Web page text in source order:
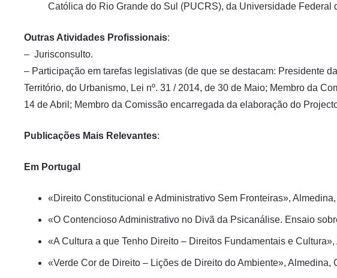
Católica do Rio Grande do Sul (PUCRS), da Universidade Federal
Outras Atividades Profissionais:
– Jurisconsulto.
– Participação em tarefas legislativas (de que se destacam: Presidente
Território, do Urbanismo, Lei nº. 31 / 2014, de 30 de Maio; Membro da
14 de Abril; Membro da Comissão encarregada da elaboração do
Publicações Mais Relevantes:
Em Portugal
«Direito Constitucional e Administrativo Sem Fronteiras»,
«O Contencioso Administrativo no Divã da Psicanálise. Ensaio
«A Cultura a que Tenho Direito – Direitos Fundamentais e
«Verde Cor de Direito – Lições de Direito do Ambiente», Almedina,